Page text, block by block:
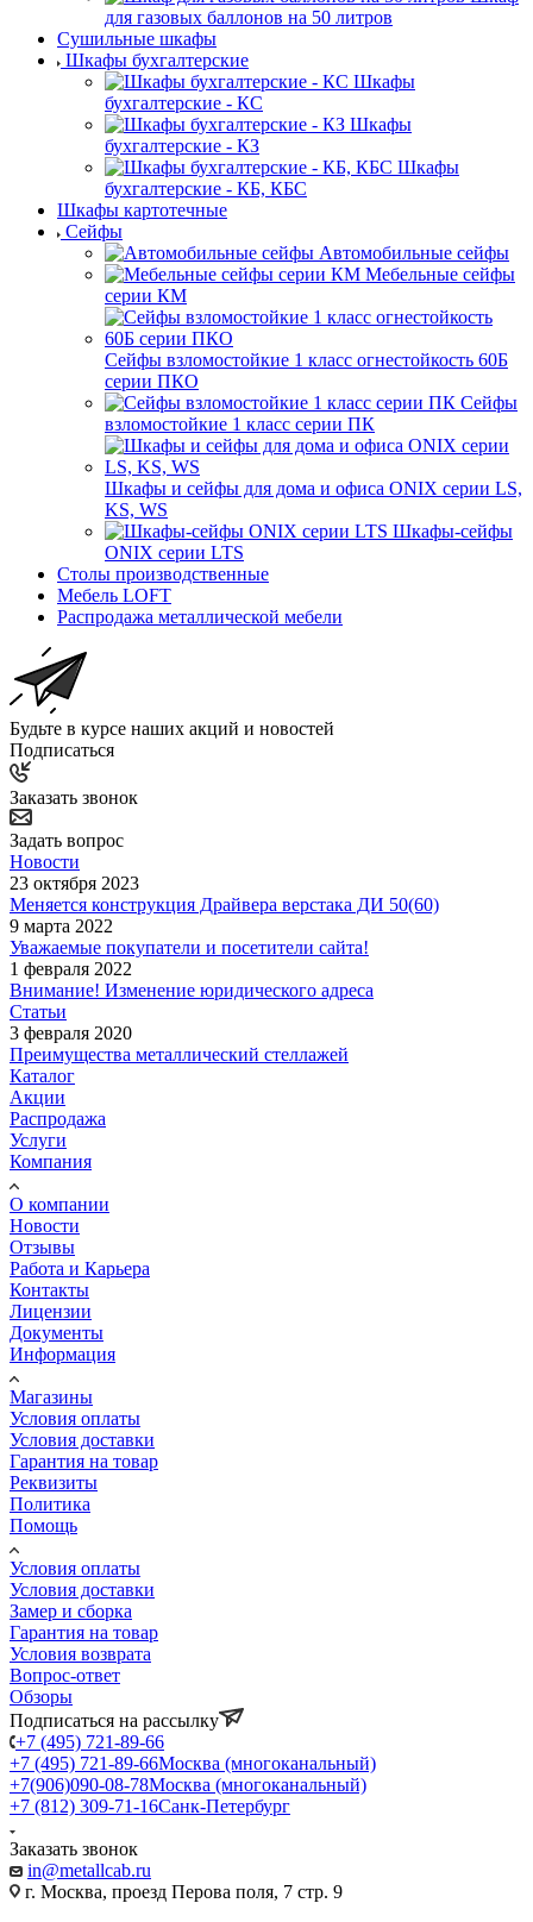
для газовых баллонов на 50 литров
Сушильные шкафы
Шкафы бухгалтерские
Шкафы
бухгалтерские - КС
Шкафы
бухгалтерские - КЗ
Шкафы
бухгалтерские - КБ, КБС
Шкафы картотечные
Сейфы
Автомобильные сейфы
Мебельные сейфы
серии КМ
Сейфы взломостойкие 1 класс огнестойкость 60Б
серии ПКО
Сейфы
взломостойкие 1 класс серии ПК
Шкафы и сейфы для дома и офиса ONIX серии LS,
KS, WS
Шкафы-сейфы
ONIX серии LTS
Столы производственные
Мебель LOFT
Распродажа металлической мебели
Будьте в курсе наших акций и новостей
Подписаться
Заказать звонок
Задать вопрос
Новости
23 октября 2023
Меняется конструкция Драйвера верстака ДИ 50(60)
9 марта 2022
Уважаемые покупатели и посетители сайта!
1 февраля 2022
Внимание! Изменение юридического адреса
Статьи
3 февраля 2020
Преимущества металлический стеллажей
Каталог
Акции
Распродажа
Услуги
Компания
О компании
Новости
Отзывы
Работа и Карьера
Контакты
Лицензии
Документы
Информация
Магазины
Условия оплаты
Условия доставки
Гарантия на товар
Реквизиты
Политика
Помощь
Условия оплаты
Условия доставки
Замер и сборка
Гарантия на товар
Условия возврата
Вопрос-ответ
Обзоры
Подписаться на рассылку
+7 (495) 721-89-66
+7 (495) 721-89-66Москва (многоканальный)
+7(906)090-08-78Москва (многоканальный)
+7 (812) 309-71-16Санк-Петербург
Заказать звонок
in@metallcab.ru
г. Москва, проезд Перова поля, 7 стр. 9